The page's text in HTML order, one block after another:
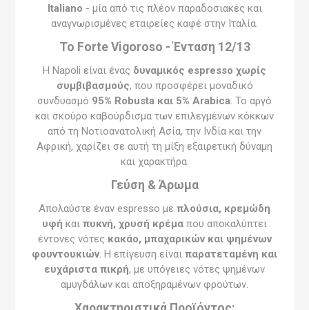
Italiano - μία από τις πλέον παραδοσιακές και
αναγνωρισμένες εταιρείες καφέ στην Ιταλία.
Το Forte Vigoroso - Ένταση 12/13
Η Napoli είναι ένας δυναμικός espresso χωρίς
συμβιβασμούς, που προσφέρει μοναδικό
συνδυασμό 95% Robusta και 5% Arabica. Το αργό
και σκούρο καβούρδισμα των επιλεγμένων κόκκων
από τη Νοτιοανατολική Ασία, την Ινδία και την
Αφρική, χαρίζει σε αυτή τη μίξη εξαιρετική δύναμη
και χαρακτήρα.
Γεύση & Άρωμα
Απολαύστε έναν espresso με πλούσια, κρεμώδη
υφή και πυκνή, χρυσή κρέμα που αποκαλύπτει
έντονες νότες κακάο, μπαχαρικών και ψημένων
φουντουκιών. Η επίγευση είναι παρατεταμένη και
ευχάριστα πικρή, με υπόγειες νότες ψημένων
αμυγδάλων και αποξηραμένων φρούτων.